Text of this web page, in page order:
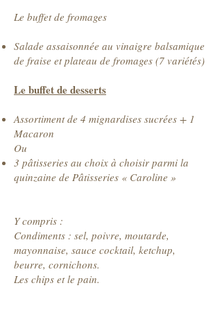
Le buffet de fromages
Salade assaisonnée au vinaigre balsamique
de fraise et plateau de fromages (7 variétés)
Le buffet de desserts
Assortiment de 4 mignardises sucrées + 1
Macaron
Ou
3 pâtisseries au choix à choisir parmi la
quinzaine de Pâtisseries « Caroline »
Y compris :
Condiments : sel, poivre, moutarde,
mayonnaise, sauce cocktail, ketchup,
beurre, cornichons.
Les chips et le pain.